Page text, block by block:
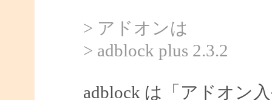
> アドオンは
> adblock plus 2.3.2
adblock は「アドオン